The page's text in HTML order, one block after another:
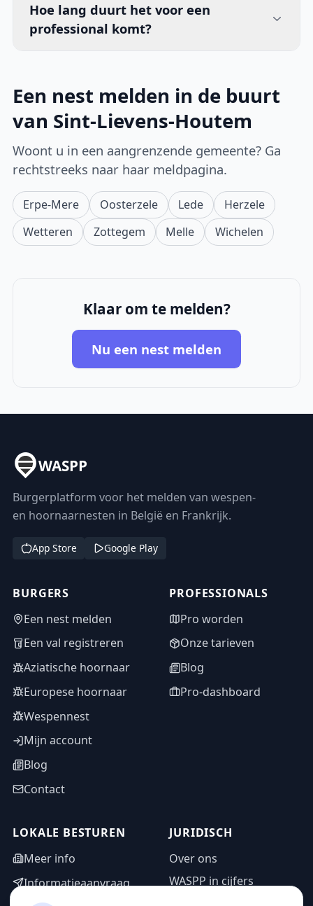
Hoe lang duurt het voor een
professional komt?
Een nest melden in de buurt
van Sint-Lievens-Houtem
Woont u in een aangrenzende gemeente? Ga
rechtstreeks naar haar meldpagina.
Erpe-Mere Oosterzele Lede
Herzele
Wetteren
Zottegem Melle Wichelen
Klaar om te melden?
Nu een nest melden
WASPP
Burgerplatform voor het melden van wespen-
en hoornaarnesten in België en Frankrijk.
App Store Google Play
BURGERS
Een nest melden
Een val registreren
Aziatische hoornaar
Europese hoornaar
Wespennest
Mijn account
Blog
Contact
PROFESSIONALS
Pro worden
Onze tarieven
Blog
Pro-dashboard
LOKALE BESTUREN
Meer info
Informatieaanvraag
JURIDISCH
Over ons
WASPP in cijfers